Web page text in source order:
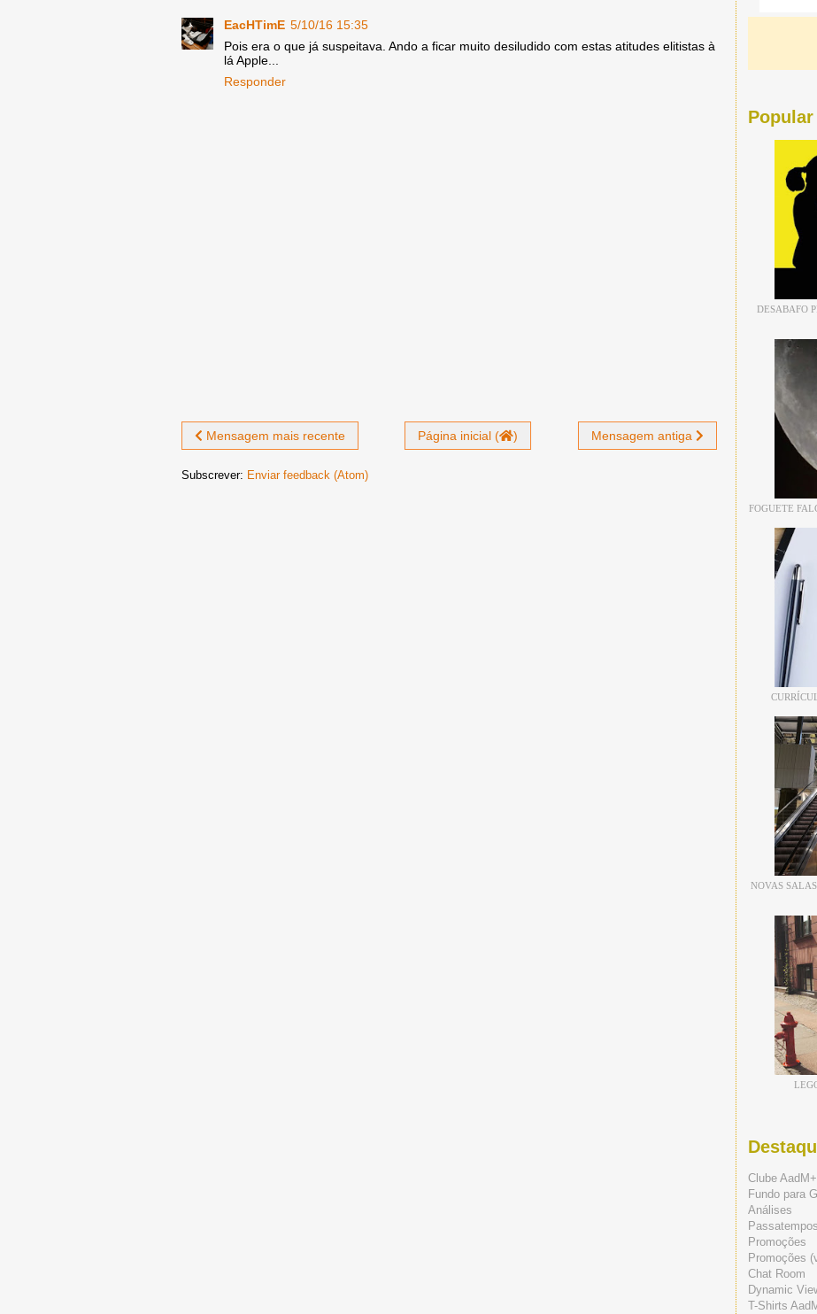
EacHTimE 5/10/16 15:35
Pois era o que já suspeitava. Ando a ficar muito desiludido com estas atitudes elitistas à
lá Apple...
Responder
Mensagem mais recente Mensagem antiga
Página inicial ( )
Subscrever: Enviar feedback (Atom)
Popular
DESABAFO
FOGUETE
NOVAS
Clube AadM+
Fundo para
Análises
Passatempos
Promoções
Promoções
Chat Room
Dynamic
T-Shirts